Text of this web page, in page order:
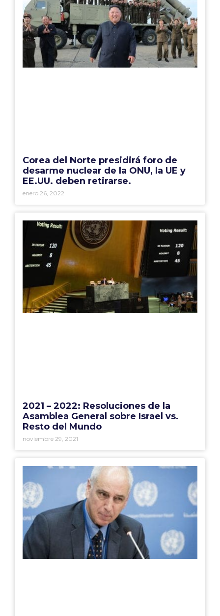
Corea del Norte presidirá foro de
desarme nuclear de la ONU, la UE y
EE.UU. deben retirarse.
enero 26, 2022
2021 – 2022: Resoluciones de la
Asamblea General sobre Israel vs.
Resto del Mundo
noviembre 29, 2021